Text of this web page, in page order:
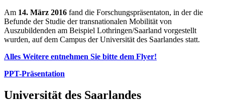
Am 14. März 2016 fand die Forschungspräsentaton, in der die
Befunde der Studie der transnationalen Mobilität von
Auszubildenden am Beispiel Lothringen/Saarland vorgestellt
wurden, auf dem Campus der Universität des Saarlandes statt.
Alles Weitere entnehmen Sie bitte dem Flyer!
PPT-Präsentation
Universität des Saarlandes